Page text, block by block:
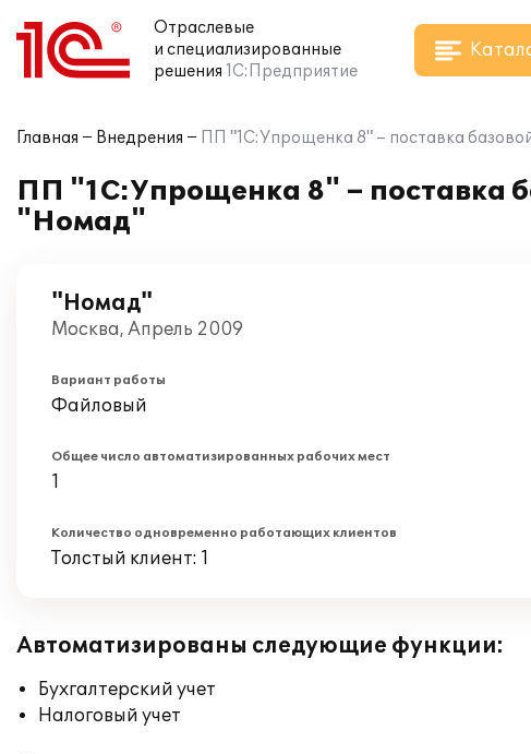
Отраслевые
и специализированные
решения 1С:Предприятие
Главная Внедрения ПП "1С:Упрощенка 8" – поставка
ПП "1С:Упрощенка 8" – поставка
"Номад"
"Номад"
Москва, Апрель 2009
Вариант работы
Файловый
Общее число автоматизированных рабочих мест
1
Количество одновременно работающих клиентов
Толстый клиент: 1
Автоматизированы следующие функции:
Бухгалтерский учет
Налоговый учет